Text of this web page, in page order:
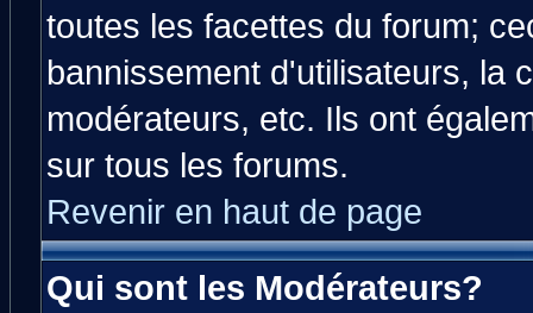
toutes les facettes du forum;
bannissement d'utilisateurs, la
modérateurs, etc. Ils ont
sur tous les forums.
Revenir en haut de page
Qui sont les Modérateurs?